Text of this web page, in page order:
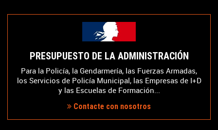
PRESUPUESTO DE LA ADMINISTRACIÓN
Para la Policía, la Gendarmería, las Fuerzas Armadas,
los Servicios de Policía Municipal, las Empresas de I+D
y las Escuelas de Formación...
Contacte con nosotros